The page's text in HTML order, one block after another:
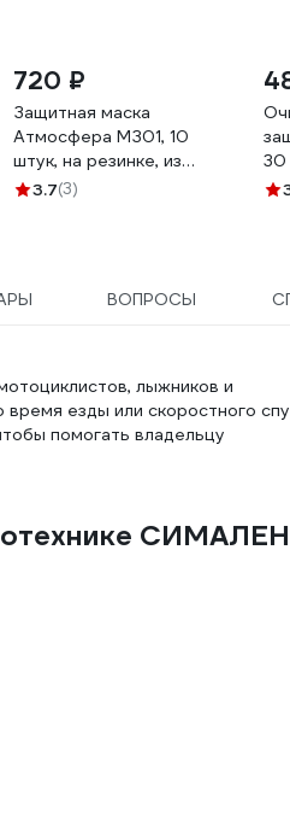
720 ₽
Защитная маска
Атмосфера МЗ01, 10
штук, на резинке, из
нетканого материала
3.7(3)
30
ВОПРОСЫ
лыжников и
езды или скоростного
помогать владельцу